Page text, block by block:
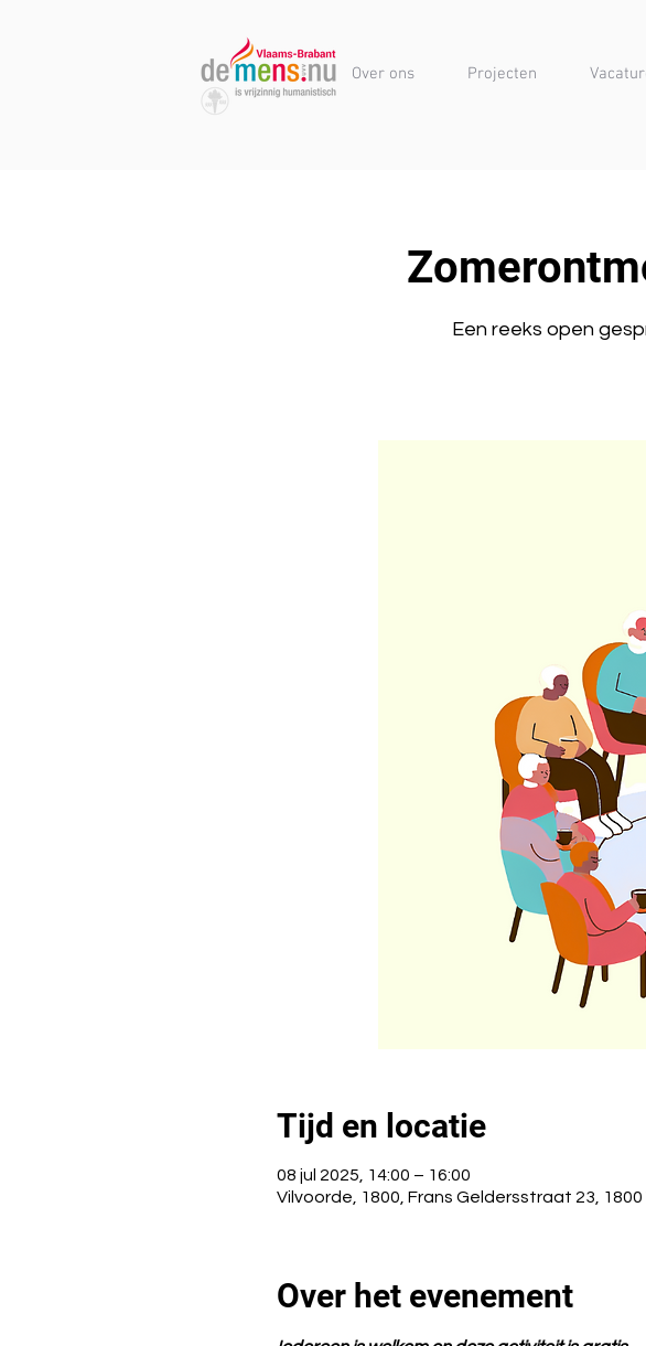
Over ons Projecten
Een reeks open
Tijd en locatie
08 jul 2025, 14:00 – 16:00
Vilvoorde, 1800, Frans Geldersstraat 23,
Over het evenement